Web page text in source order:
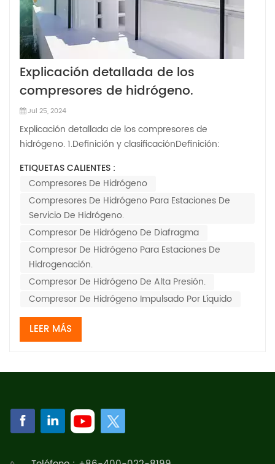
Explicación detallada de los
compresores de hidrógeno.
Jul 25, 2024
Explicación detallada de los compresores de
hidrógeno. 1.Definición y clasificaciónDefinición:
comprimen el hidrógeno para aumentar su presión. Se
utilizan ampliamente en vehículos con pila de
combustible de hidrógeno, estaciones de energía de
hidrógen...
ETIQUETAS CALIENTES :
Compresores De Hidrógeno
Compresores De Hidrógeno Para Estaciones De
Servicio De Hidrógeno.
Compresor De Hidrógeno De Diafragma
Compresor De Hidrógeno Para Estaciones De
Hidrogenación.
Compresor De Hidrógeno De Alta Presión.
Compresor De Hidrógeno Impulsado Por Líquido
LEER MÁS